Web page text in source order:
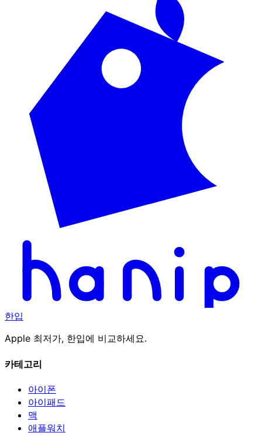
한입
Apple 최저가, 한입에 비교하세요.
카테고리
아이폰
아이패드
맥
애플워치